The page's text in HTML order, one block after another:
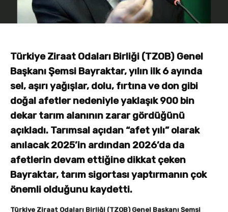
Türkiye Ziraat Odaları Birliği (TZOB) Genel
Başkanı Şemsi Bayraktar, yılın ilk 6 ayında
sel, aşırı yağışlar, dolu, fırtına ve don gibi
doğal afetler nedeniyle yaklaşık 900 bin
dekar tarım alanının zarar gördüğünü
açıkladı. Tarımsal açıdan “afet yılı” olarak
anılacak 2025’in ardından 2026’da da
afetlerin devam ettiğine dikkat çeken
Bayraktar, tarım sigortası yaptırmanın çok
önemli olduğunu kaydetti.
Türkiye Ziraat Odaları Birliği (TZOB) Genel Başkanı Şemsi